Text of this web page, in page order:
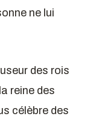
ne lui
des rois
reine des
célèbre des